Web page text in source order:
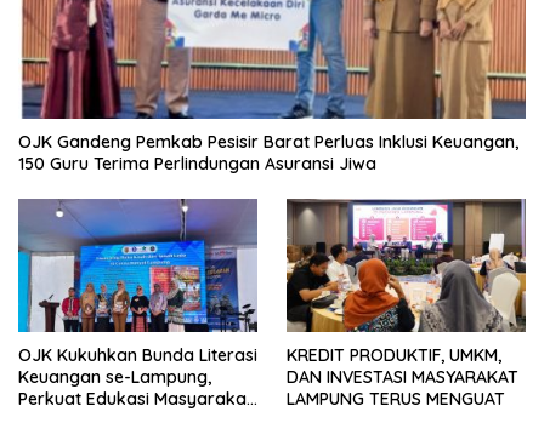
OJK Gandeng Pemkab Pesisir Barat Perluas Inklusi Keuangan,
150 Guru Terima Perlindungan Asuransi Jiwa
OJK Kukuhkan Bunda Literasi
Keuangan se-Lampung,
Perkuat Edukasi Masyarakat
KREDIT PRODUKTIF, UMKM,
DAN INVESTASI MASYARAKAT
LAMPUNG TERUS MENGUAT